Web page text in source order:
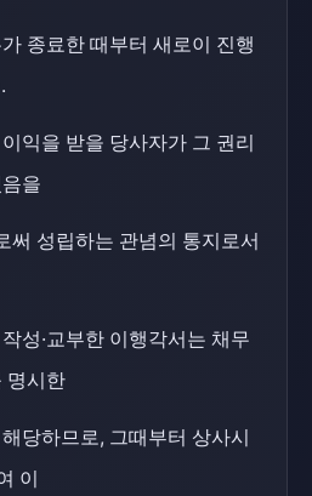
종료한 때부터 새로이 진행
익을 받을 당사자가 그 권리
을
써 성립하는 관념의 통지로서
성·교부한 이행각서는 채무
명시한
당하므로, 그때부터 상사시
이